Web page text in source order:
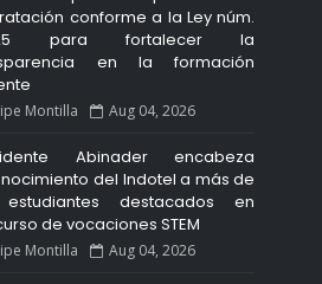
conforme a la Ley núm.
25 para fortalecer la
en la formación
Montilla Aug 04, 2026
Abinader encabeza
del Indotel a más de
estudiantes destacados en
de vocaciones STEM
Montilla Aug 04, 2026